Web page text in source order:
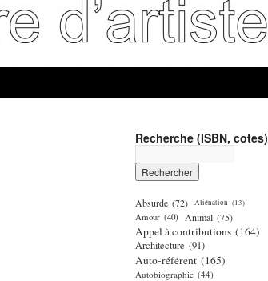
Recherche (ISBN, cotes)
Absurde (72) Aliénation (13)
Amour (40) Animal (75)
Appel à contributions (164)
Architecture (91)
Auto-référent (165)
Autobiographie (44)